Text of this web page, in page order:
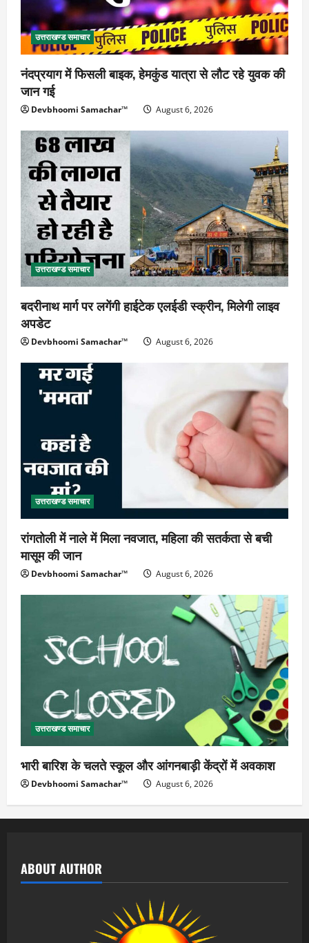
उत्तराखण्ड समाचार
नंदप्रयाग में फिसली बाइक, हेमकुंड यात्रा से लौट रहे युवक की
जान गई
Devbhoomi Samachar™ August 6, 2026
उत्तराखण्ड समाचार
बदरीनाथ मार्ग पर लगेंगी हाईटेक एलईडी स्क्रीन, मिलेगी लाइव
अपडेट
Devbhoomi Samachar™ August 6, 2026
उत्तराखण्ड समाचार
रांगतोली में नाले में मिला नवजात, महिला की सतर्कता से बची
मासूम की जान
Devbhoomi Samachar™ August 6, 2026
उत्तराखण्ड समाचार
भारी बारिश के चलते स्कूल और आंगनबाड़ी केंद्रों में अवकाश
Devbhoomi Samachar™ August 6, 2026
ABOUT AUTHOR